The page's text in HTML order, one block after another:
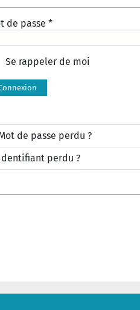
de passe *
Se rappeler de moi
de passe perdu ?
perdu ?